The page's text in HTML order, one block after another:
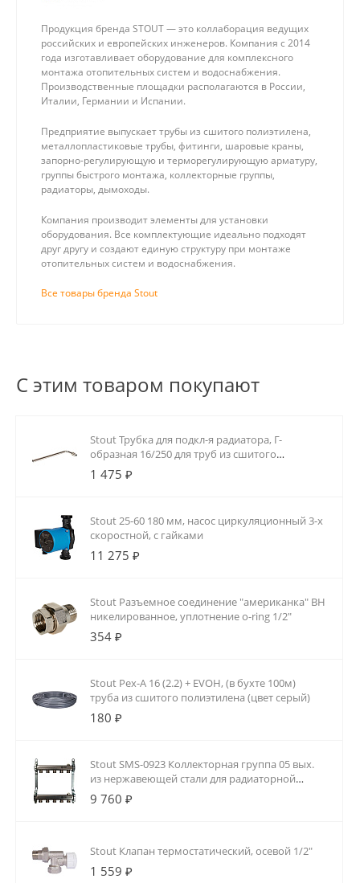
Продукция бренда STOUT — это коллаборация ведущих
российских и европейских инженеров. Компания с 2014
года изготавливает оборудование для комплексного
монтажа отопительных систем и водоснабжения.
Производственные площадки располагаются в России,
Италии, Германии и Испании.
Предприятие выпускает трубы из сшитого полиэтилена,
металлопластиковые трубы, фитинги, шаровые краны,
запорно-регулирующую и терморегулирующую арматуру,
группы быстрого монтажа, коллекторные группы,
радиаторы, дымоходы.
Компания производит элементы для установки
оборудования. Все комплектующие идеально подходят
друг другу и создают единую структуру при монтаже
отопительных систем и водоснабжения.
Все товары бренда Stout
С этим товаром покупают
Stout Трубка для подкл-я радиатора, Г-
образная 16/250 для труб из сшитого
полиэтилена аксиальный
1 475 ₽
Stout 25-60 180 мм, насос циркуляционный 3-х
скоростной, с гайками
11 275 ₽
Stout Разъемное соединение "американка" ВН
никелированное, уплотнение o-ring 1/2"
354 ₽
Stout Pex-A 16 (2.2) + EVOH, (в бухте 100м)
труба из сшитого полиэтилена (цвет серый)
180 ₽
Stout SMS-0923 Коллекторная группа 05 вых.
из нержавеющей стали для радиаторной
разводки
9 760 ₽
Stout Клапан термостатический, осевой 1/2"
1 559 ₽